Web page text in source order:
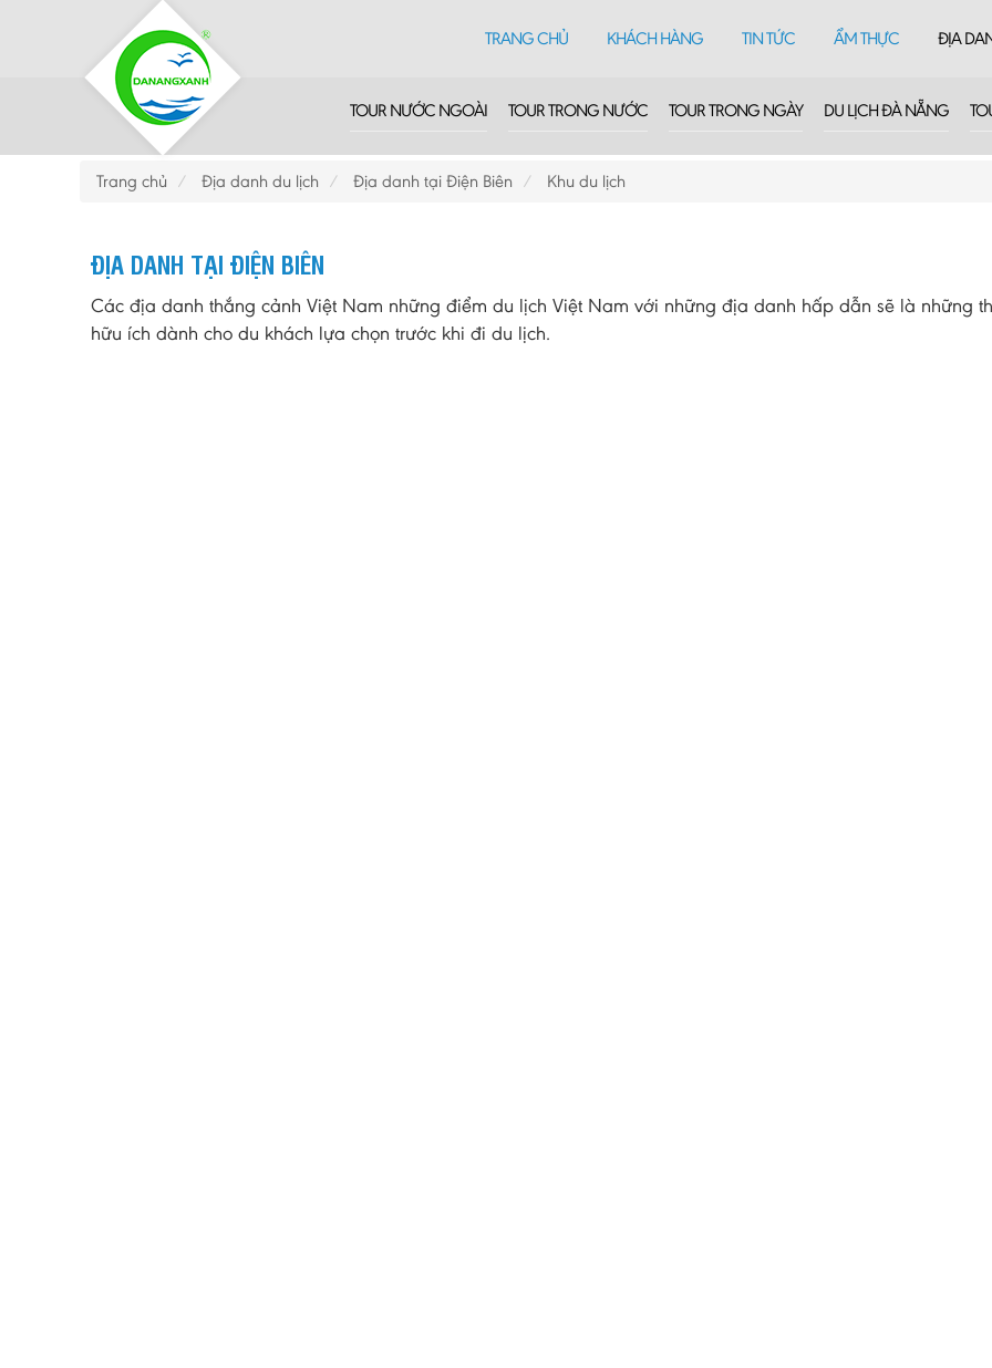
TRANG CHỦ KHÁCH HÀNG TIN TỨC ẨM THỰC ĐỊA
TOUR NƯỚC NGOÀI TOUR TRONG NƯỚC TOUR TRONG NGÀY DU LỊCH ĐÀ NẴNG
Trang chủ Địa danh du lịch Địa danh tại Điện Biên Khu du lịch
ĐỊA DANH TẠI ĐIỆN BIÊN
Các địa danh thắng cảnh Việt Nam những điểm du lịch Việt Nam với những địa danh hấp dẫn sẽ là những
hữu ích dành cho du khách lựa chọn trước khi đi du lịch.